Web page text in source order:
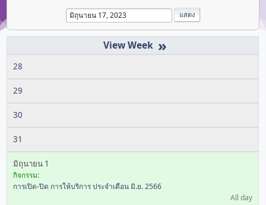
»
28
29
30
31
มิถุนายน 1
กิจกรรม:
การเปิด-ปิด การให้บริการ ประจำเดือน มิ.ย. 2566
All day